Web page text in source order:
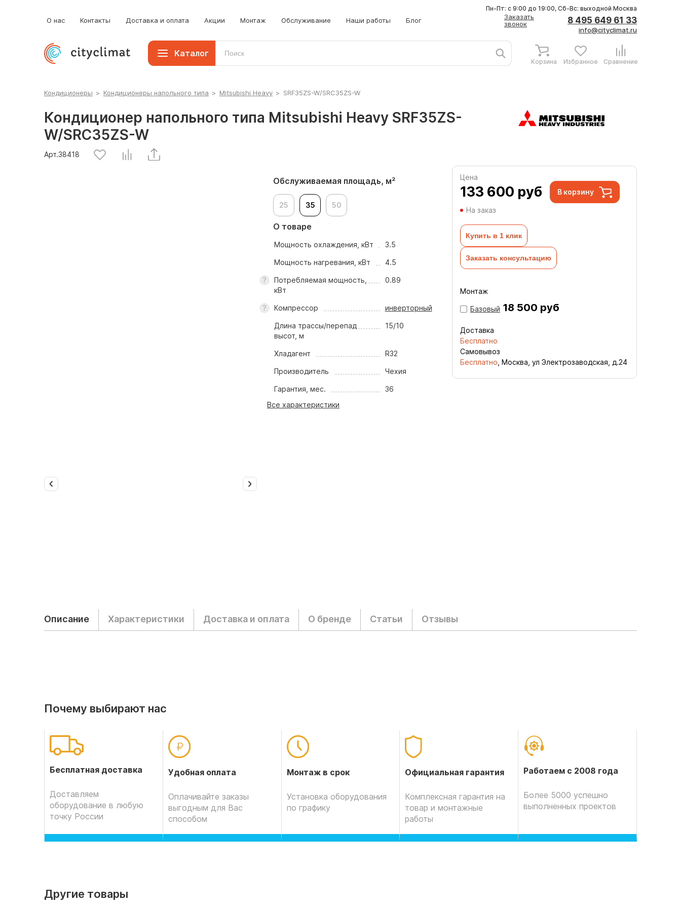
О нас Контакты Доставка и оплата Акции Монтаж Обслуживание Наши работы Блог
Заказать
звонок
8 495 649 61 33
info@cityclimat.ru
Пн-Пт: с 9:00 до 19:00, Сб-Вс: выходной Москва
Каталог
Корзина Избранное Сравнение
Кондиционеры > Кондиционеры напольного типа > Mitsubishi Heavy > SRF35ZS-W/SRC35ZS-W
Кондиционер напольного типа Mitsubishi Heavy SRF35ZS-
W/SRC35ZS-W
Арт.38418
Обслуживаемая площадь, м²
25 35 50
О товаре
Мощность охлаждения, кВт 3.5
Мощность нагревания, кВт 4.5
Потребляемая мощность,
кВт
0.89
Компрессор инверторный
Длина трассы/перепад
высот, м
15/10
Хладагент R32
Производитель Чехия
Гарантия, мес.
36
Все характеристики
Цена
133 600 руб В корзину
На заказ
Купить в 1 клик
Заказать консультацию
Монтаж
Базовый 18 500 руб
Доставка
Бесплатно
Самовывоз
Бесплатно , Москва, ул Электрозаводская, д.24
Описание Характеристики Доставка и оплата О бренде Статьи Отзывы
Почему выбирают нас
Бесплатная доставка
Доставляем
оборудование в любую
точку России
Удобная оплата
Оплачивайте заказы
выгодным для Вас
способом
Монтаж в срок
Установка оборудования
по графику
Официальная гарантия
Комплексная гарантия на
товар и монтажные
работы
Работаем с 2008 года
Более 5000 успешно
выполненных проектов
Другие товары